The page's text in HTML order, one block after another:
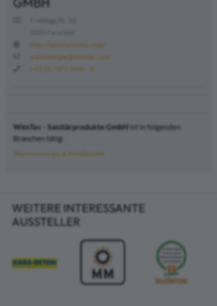
http://www.wimtec.com/
a.wimberger@wimtec.com
+43 (0) 7473 5000 - 0
WimTec - Sanitärprodukte GmbH ist in folgenden
Branchen tätig:
Wasserversorger & Kanaltechnik
WEITERE INTERESSANTE
AUSSTELLER